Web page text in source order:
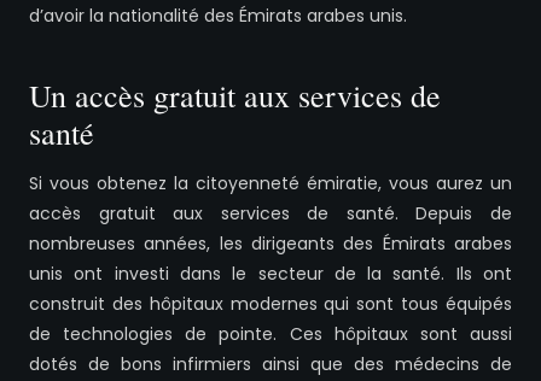
d’avoir la nationalité des Émirats arabes unis.
Un accès gratuit aux services de
santé
Si vous obtenez la citoyenneté émiratie, vous aurez un
accès gratuit aux services de santé. Depuis de
nombreuses années, les dirigeants des Émirats arabes
unis ont investi dans le secteur de la santé. Ils ont
construit des hôpitaux modernes qui sont tous équipés
de technologies de pointe. Ces hôpitaux sont aussi
dotés de bons infirmiers ainsi que des médecins de